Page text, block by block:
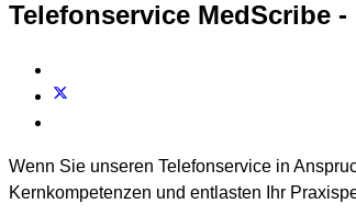
Telefonservice MedScribe
Wenn Sie unseren Telefonservice in
Kernkompetenzen und entlasten Ihr